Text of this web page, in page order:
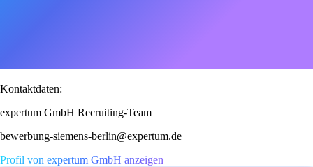
Kontaktdaten:
expertum GmbH Recruiting-Team
bewerbung-siemens-berlin@expertum.de
Profil von expertum GmbH anzeigen